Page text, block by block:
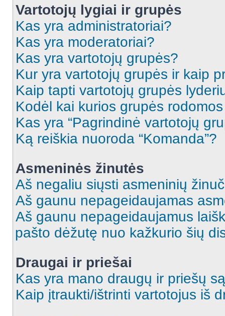
Vartotojų lygiai ir grupės
Kas yra administratoriai?
Kas yra moderatoriai?
Kas yra vartotojų grupės?
Kur yra vartotojų grupės ir kaip
Kaip tapti vartotojų grupės
Kodėl kai kurios grupės
Kas yra “Pagrindinė vartotojų
Ką reiškia nuoroda “Komanda”?
Asmeninės žinutės
Aš negaliu siųsti asmeninių
Aš gaunu nepageidaujamas
Aš gaunu nepageidaujamus
pašto dėžutę nuo kažkurio šių
Draugai ir priešai
Kas yra mano draugų ir priešų
Kaip įtraukti/ištrinti vartotojus iš